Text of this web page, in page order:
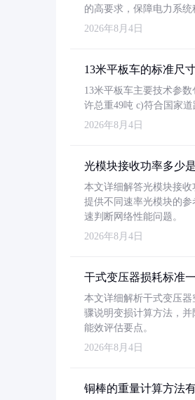
的高要求，保障电力系统
2026年8月4日
13米平板车的标准尺
13米平板车主要技术参
许总重49吨 c)符合国家
2026年8月4日
光模块接收功率多少
本文详细解答光模块接
提供不同速率光模块的
速判断网络性能问题。
2026年8月4日
干式变压器损耗标准
本文详细解析干式变压器
骤说明变损计算方法，并
能效评估要点。
2026年8月4日
铜棒的重量计算方法